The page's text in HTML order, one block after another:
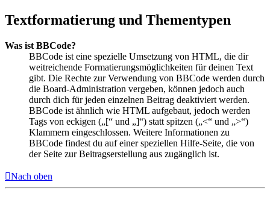
Textformatierung und Thementypen
Was ist BBCode?
BBCode ist eine spezielle Umsetzung von HTML, die dir
weitreichende Formatierungsmöglichkeiten für deinen Text
gibt. Die Rechte zur Verwendung von BBCode werden durch
die Board-Administration vergeben, können jedoch auch
durch dich für jeden einzelnen Beitrag deaktiviert werden.
BBCode ist ähnlich wie HTML aufgebaut, jedoch werden
Tags von eckigen („[“ und „]“) statt spitzen („<“ und „>“)
Klammern eingeschlossen. Weitere Informationen zu
BBCode findest du auf einer speziellen Hilfe-Seite, die von
der Seite zur Beitragserstellung aus zugänglich ist.
Nach oben